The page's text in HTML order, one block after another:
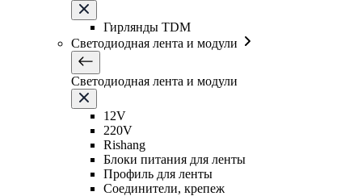
Гирлянды TDM
Светодиодная лента и модули
Светодиодная лента и модули
12V
220V
Rishang
Блоки питания для ленты
Профиль для ленты
Соединители, крепеж